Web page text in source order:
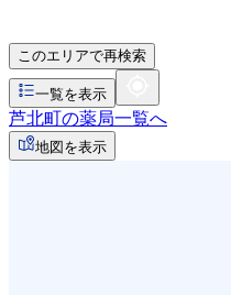
このエリアで再検索
一覧を表示
芦北町の薬局一覧へ
地図を表示